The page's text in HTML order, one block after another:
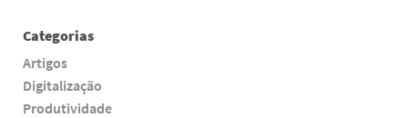
Categorias
Artigos
Digitalização
Produtividade